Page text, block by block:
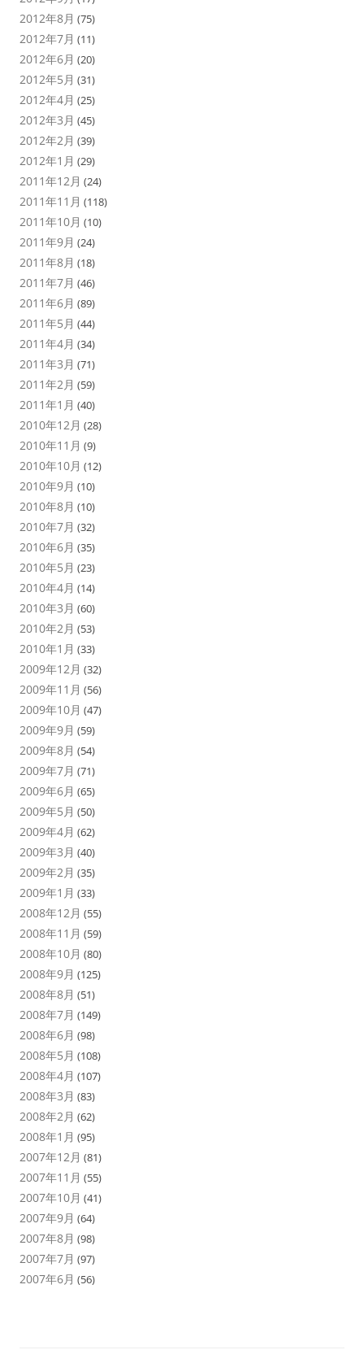
2012年8月 (75)
2012年7月 (11)
2012年6月 (20)
2012年5月 (31)
2012年4月 (25)
2012年3月 (45)
2012年2月 (39)
2012年1月 (29)
2011年12月 (24)
2011年11月 (118)
2011年10月 (10)
2011年9月 (24)
2011年8月 (18)
2011年7月 (46)
2011年6月 (89)
2011年5月 (44)
2011年4月 (34)
2011年3月 (71)
2011年2月 (59)
2011年1月 (40)
2010年12月 (28)
2010年11月 (9)
2010年10月 (12)
2010年9月 (10)
2010年8月 (10)
2010年7月 (32)
2010年6月 (35)
2010年5月 (23)
2010年4月 (14)
2010年3月 (60)
2010年2月 (53)
2010年1月 (33)
2009年12月 (32)
2009年11月 (56)
2009年10月 (47)
2009年9月 (59)
2009年8月 (54)
2009年7月 (71)
2009年6月 (65)
2009年5月 (50)
2009年4月 (62)
2009年3月 (40)
2009年2月 (35)
2009年1月 (33)
2008年12月 (55)
2008年11月 (59)
2008年10月 (80)
2008年9月 (125)
2008年8月 (51)
2008年7月 (149)
2008年6月 (98)
2008年5月 (108)
2008年4月 (107)
2008年3月 (83)
2008年2月 (62)
2008年1月 (95)
2007年12月 (81)
2007年11月 (55)
2007年10月 (41)
2007年9月 (64)
2007年8月 (98)
2007年7月 (97)
2007年6月 (56)